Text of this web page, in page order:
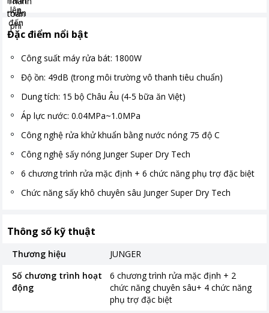
Đặc điểm nổi bật
Công suất máy rửa bát: 1800W
Độ ồn: 49dB (trong môi trường vô thanh tiêu chuẩn)
Dung tích: 15 bộ Châu Âu (4-5 bữa ăn Việt)
Áp lực nước: 0.04MPa~1.0MPa
Công nghệ rửa khử khuẩn bằng nước nóng 75 độ C
Công nghệ sấy nóng Junger Super Dry Tech
6 chương trình rửa mặc định + 6 chức năng phụ trợ đặc biệt
Chức năng sấy khô chuyên sâu Junger Super Dry Tech
Thông số kỹ thuật
Thương hiệu
JUNGER
Số chương trình hoạt
động
6 chương trình rửa mặc định + 2
chức năng chuyên sâu+ 4 chức năng
phụ trợ đặc biệt